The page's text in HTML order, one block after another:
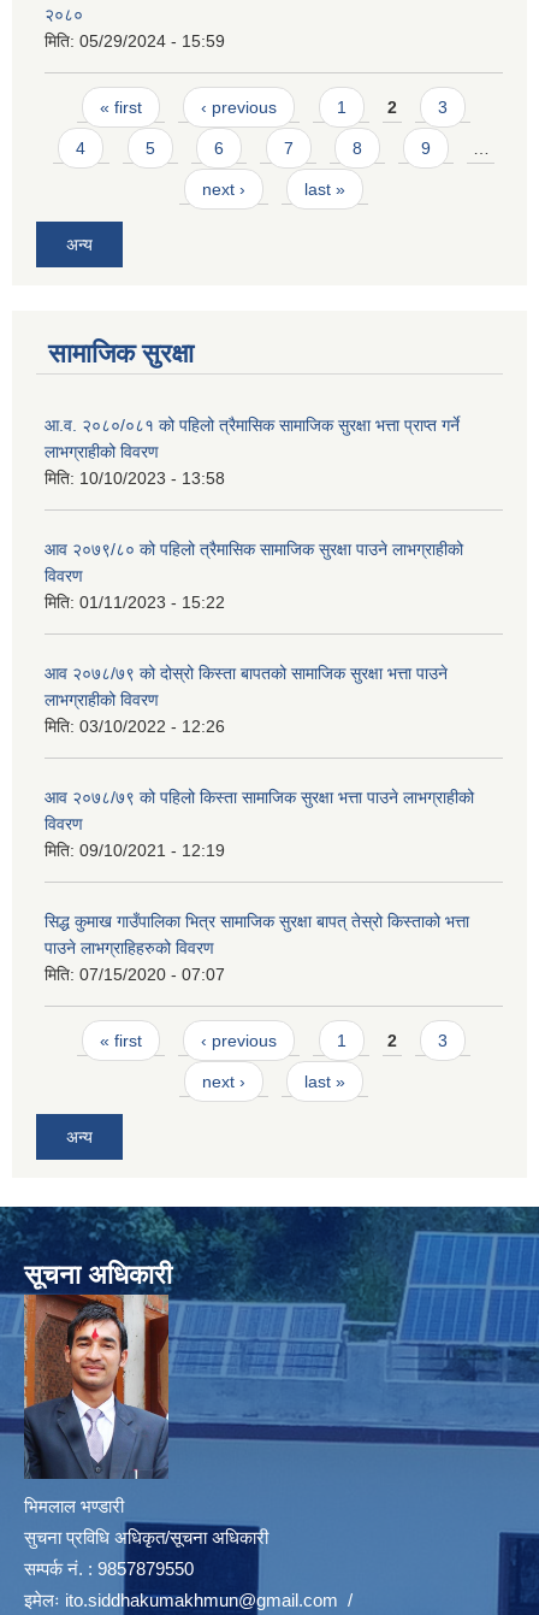
२०८०
मिति: 05/29/2024 - 15:59
Pages
« first ‹ previous 1 2 3
4 5 6 7 8 9
next › last »
अन्य
सामाजिक सुरक्षा
आ.व. २०८०/०८१ को पहिलो त्रैमासिक सामाजिक सुरक्षा भत्ता प्राप्त गर्ने
लाभग्राहीको विवरण
मिति: 10/10/2023 - 13:58
आव २०७९/८० को पहिलो त्रैमासिक सामाजिक सुरक्षा पाउने लाभग्राहीको
विवरण
मिति: 01/11/2023 - 15:22
आव २०७८/७९ को दोस्रो किस्ता बापतको सामाजिक सुरक्षा भत्ता पाउने
लाभग्राहीको विवरण
मिति: 03/10/2022 - 12:26
आव २०७८/७९ को पहिलो किस्ता सामाजिक सुरक्षा भत्ता पाउने लाभग्राहीको
विवरण
मिति: 09/10/2021 - 12:19
सिद्ध कुमाख गाउँपालिका भित्र सामाजिक सुरक्षा बापत् तेस्रो किस्ताको भत्ता
पाउने लाभग्राहिहरुको विवरण
मिति: 07/15/2020 - 07:07
Pages
« first ‹ previous 1 2 3
next › last »
अन्य
सूचना अधिकारी
भिमलाल भण्डारी
सुचना प्रविधि अधिकृत/सूचना अधिकारी
सम्पर्क नं. : 9857879550
इमेलः ito.siddhakumakhmun@gmail.com /